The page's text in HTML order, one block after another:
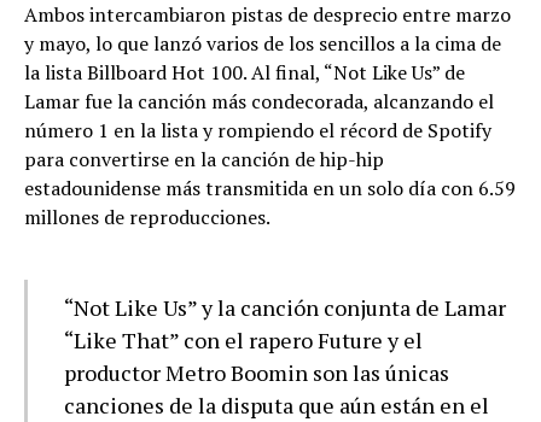
Ambos intercambiaron pistas de desprecio entre marzo
y mayo, lo que lanzó varios de los sencillos a la cima de
la lista Billboard Hot 100. Al final, “Not Like Us” de
Lamar fue la canción más condecorada, alcanzando el
número 1 en la lista y rompiendo el récord de Spotify
para convertirse en la canción de hip-hip
estadounidense más transmitida en un solo día con 6.59
millones de reproducciones.
“Not Like Us” y la canción conjunta de Lamar
“Like That” con el rapero Future y el
productor Metro Boomin son las únicas
canciones de la disputa que aún están en el